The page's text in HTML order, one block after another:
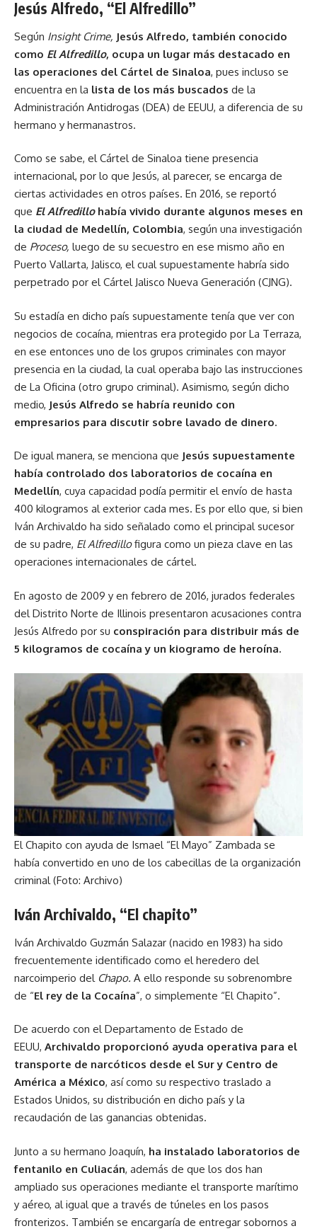
Jesús Alfredo, “El Alfredillo”
Según Insight Crime, Jesús Alfredo, también conocido
como El Alfredillo, ocupa un lugar más destacado en
las operaciones del Cártel de Sinaloa, pues incluso se
encuentra en la lista de los más buscados de la
Administración Antidrogas (DEA) de EEUU, a diferencia de su
hermano y hermanastros.
Como se sabe, el Cártel de Sinaloa tiene presencia
internacional, por lo que Jesús, al parecer, se encarga de
ciertas actividades en otros países. En 2016, se reportó
que El Alfredillohabía vivido durante algunos meses en
la ciudad de Medellín, Colombia, según una investigación
de Proceso, luego de su secuestro en ese mismo año en
Puerto Vallarta, Jalisco, el cual supuestamente habría sido
perpetrado por el Cártel Jalisco Nueva Generación (CJNG).
Su estadía en dicho país supuestamente tenía que ver con
negocios de cocaína, mientras era protegido por La Terraza,
en ese entonces uno de los grupos criminales con mayor
presencia en la ciudad, la cual operaba bajo las instrucciones
de La Oficina (otro grupo criminal). Asimismo, según dicho
medio, Jesús Alfredo se habría reunido con
empresarios para discutir sobre lavado de dinero.
De igual manera, se menciona que Jesús supuestamente
había controlado dos laboratorios de cocaína en
Medellín, cuya capacidad podía permitir el envío de hasta
400 kilogramos al exterior cada mes. Es por ello que, si bien
Iván Archivaldo ha sido señalado como el principal sucesor
de su padre, El Alfredillofigura como un pieza clave en las
operaciones internacionales de cártel.
En agosto de 2009 y en febrero de 2016, jurados federales
del Distrito Norte de Illinois presentaron acusaciones contra
Jesús Alfredo por su conspiración para distribuir más de
5 kilogramos de cocaína y un kiogramo de heroína.
El Chapito con ayuda de Ismael “El Mayo” Zambada se
había convertido en uno de los cabecillas de la organización
criminal (Foto: Archivo)
Iván Archivaldo, “El chapito”
Iván Archivaldo Guzmán Salazar (nacido en 1983) ha sido
frecuentemente identificado como el heredero del
narcoimperio del Chapo. A ello responde su sobrenombre
de “El rey de la Cocaína”, o simplemente “El Chapito”.
De acuerdo con el Departamento de Estado de
EEUU, Archivaldo proporcionó ayuda operativa para el
transporte de narcóticos desde el Sur y Centro de
América a México, así como su respectivo traslado a
Estados Unidos, su distribución en dicho país y la
recaudación de las ganancias obtenidas.
Junto a su hermano Joaquín, ha instalado laboratorios de
fentanilo en Culiacán, además de que los dos han
ampliado sus operaciones mediante el transporte marítimo
y aéreo, al igual que a través de túneles en los pasos
fronterizos. También se encargaría de entregar sobornos a